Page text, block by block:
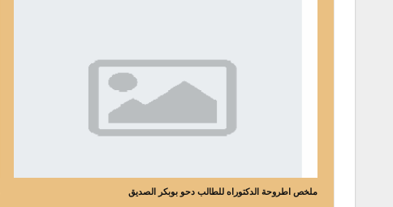
ملخص اطروحة الدكتوراه للطالب دحو بوبكر الصديق